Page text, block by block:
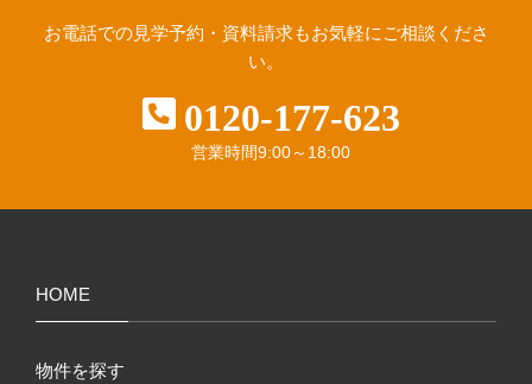
お電話での見学予約・資料請求もお気軽にご相談くださ
い。
0120-177-623
営業時間9:00～18:00
HOME
物件を探す